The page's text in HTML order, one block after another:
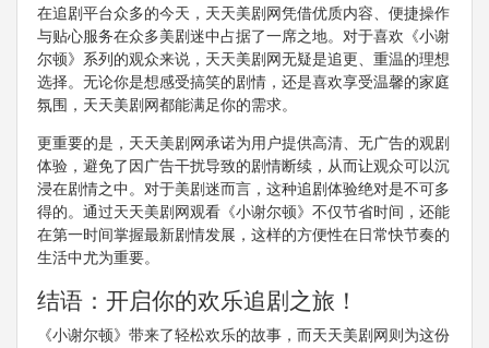
在追剧平台众多的今天，天天美剧网凭借优质内容、便捷操作
与贴心服务在众多美剧迷中占据了一席之地。对于喜欢《小谢
尔顿》系列的观众来说，天天美剧网无疑是追更、重温的理想
选择。无论你是想感受搞笑的剧情，还是喜欢享受温馨的家庭
氛围，天天美剧网都能满足你的需求。
更重要的是，天天美剧网承诺为用户提供高清、无广告的观剧
体验，避免了因广告干扰导致的剧情断续，从而让观众可以沉
浸在剧情之中。对于美剧迷而言，这种追剧体验绝对是不可多
得的。通过天天美剧网观看《小谢尔顿》不仅节省时间，还能
在第一时间掌握最新剧情发展，这样的方便性在日常快节奏的
生活中尤为重要。
结语：开启你的欢乐追剧之旅！
《小谢尔顿》带来了轻松欢乐的故事，而天天美剧网则为这份